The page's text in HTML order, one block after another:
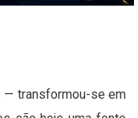
— transformou-se em